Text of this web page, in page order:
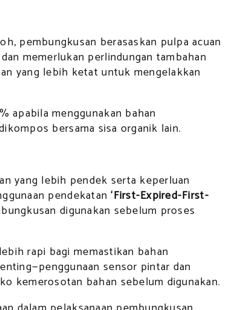
pembungkusan berasaskan pulpa acuan
memerlukan perlindungan tambahan
yang lebih ketat untuk mengelakkan
apabila menggunakan bahan
bersama sisa organik lain.
yang lebih pendek serta keperluan
pendekatan‘First-Expired-First-
digunakan sebelum proses
rapi bagi memastikan bahan
sensor pintar dan
kemerosotan bahan sebelum digunakan.